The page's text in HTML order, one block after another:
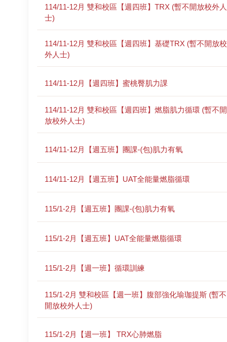
114/11-12月 雙和校區【週四班】TRX (暫不開放校外人
士)
114/11-12月 雙和校區【週四班】基礎TRX (暫不開放校
外人士)
114/11-12月【週四班】蜜桃臀肌力課
114/11-12月 雙和校區【週四班】燃脂肌力循環 (暫不開
放校外人士)
114/11-12月【週五班】團課-(包)肌力有氧
114/11-12月【週五班】UAT全能量燃脂循環
115/1-2月【週五班】團課-(包)肌力有氧
115/1-2月【週五班】UAT全能量燃脂循環
115/1-2月【週一班】循環訓練
115/1-2月 雙和校區【週一班】腹部強化瑜珈提斯 (暫不
開放校外人士)
115/1-2月【週一班】 TRX心肺燃脂